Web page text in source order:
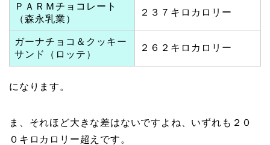
ＰＡＲＭチョコレート
（森永乳業）
２３７キロカロリー
ガーナチョコ＆クッキー
サンド（ロッテ）
２６２キロカロリー
になります。
ま、それほど大きな差はないですよね、いずれも２０
０キロカロリー超えです。